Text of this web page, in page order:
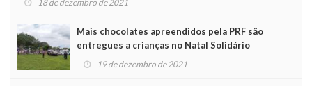
18 de dezembro de 2021
Mais chocolates apreendidos pela PRF são
entregues a crianças no Natal Solidário
19 de dezembro de 2021